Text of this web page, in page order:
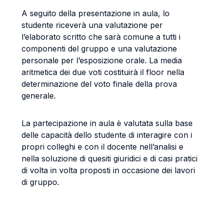
A seguito della presentazione in aula, lo
studente riceverà una valutazione per
l’elaborato scritto che sarà comune a tutti i
componenti del gruppo e una valutazione
personale per l’esposizione orale. La media
aritmetica dei due voti costituirà il floor nella
determinazione del voto finale della prova
generale.
La partecipazione in aula è valutata sulla base
delle capacità dello studente di interagire con i
propri colleghi e con il docente nell’analisi e
nella soluzione di quesiti giuridici e di casi pratici
di volta in volta proposti in occasione dei lavori
di gruppo.